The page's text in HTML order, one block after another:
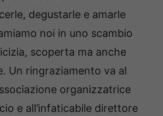
degustarle e amarle
noi in uno scambio
scoperta ma anche
Un ringraziamento va al
organizzatrice
e all’infaticabile direttore